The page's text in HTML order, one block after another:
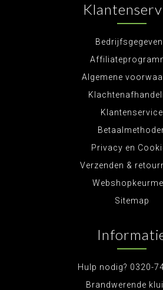
Algemene
Klantenservice
Privacy en
Verzenden &
Sitemap
Hulp nodig? 0320-
Brandwerende